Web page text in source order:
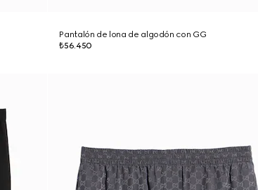
Pantalón de lona de algodón con GG
₺56.450